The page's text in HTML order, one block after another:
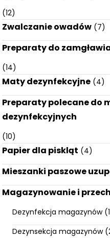
(12)
Zwalczanie owadów (7)
Preparaty do
(14)
Maty dezynfekcyjne (4)
Preparaty polecane do
dezynfekcyjnych
(10)
Papier dla piskląt (4)
Mieszanki paszowe
Magazynowanie i
Dezynfekcja magazynów
Dezynsekcja magazynów